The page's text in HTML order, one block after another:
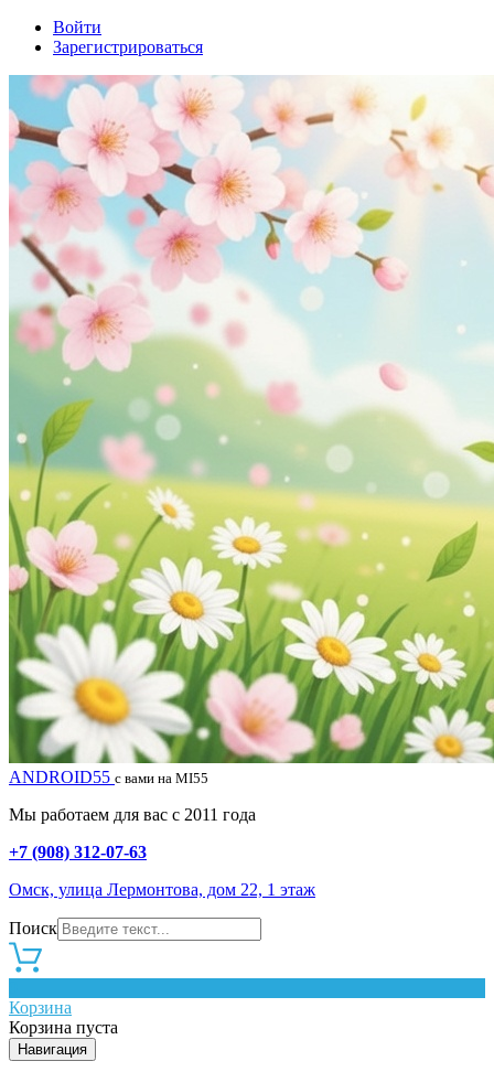
Войти
Зарегистрироваться
ANDROID55 с вами на MI55
Мы работаем для вас с 2011 года
+7 (908) 312-07-63
Омск, улица Лермонтова, дом 22, 1 этаж
Поиск
Корзина
Корзина пуста
Навигация